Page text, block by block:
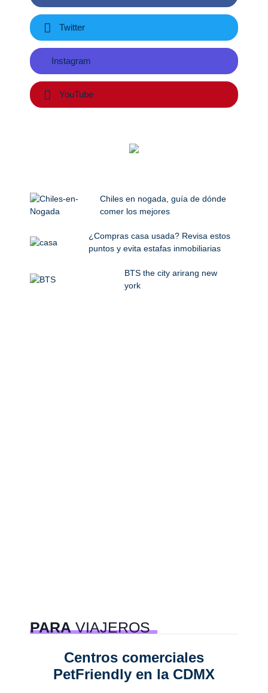
Twitter
Instagram
YouTube
Chiles en nogada, guía de dónde
comer los mejores
¿Compras casa usada? Revisa estos
puntos y evita estafas inmobiliarias
BTS the city arirang new
york
PARAVIAJEROS
Centros comerciales
PetFriendly en la CDMX